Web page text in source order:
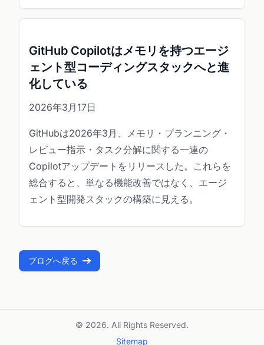
GitHub Copilotはメモリを持つエージ
ェント型コーディングスタックへと進
化している
2026年3月17日
GitHubは2026年3月、メモリ・プランニング・
レビュー指示・タスク分解に関する一連の
Copilotアップデートをリリースした。これらを
総合すると、単なる機能改善ではなく、エージ
ェント型開発スタックの構築に見える。
ブログへ戻る
© 2026. All Rights Reserved.
Sitemap